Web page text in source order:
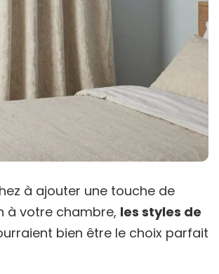
à ajouter une touche de
à votre chambre, les styles de
bien être le choix parfait